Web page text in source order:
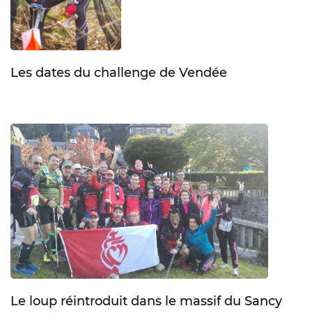
Les dates du challenge de Vendée
Le loup réintroduit dans le massif du Sancy